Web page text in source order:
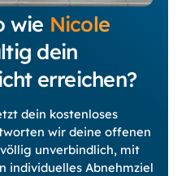
wie Nicole
dein
erreichen?
dein kostenloses
wir deine offenen
unverbindlich, mit
individuelles Abnehmziel